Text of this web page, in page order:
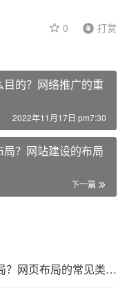
0 打赏
目的？网络推广的重
2022年11月17日 pm7:30
局？网站建设的布局
下一篇
【马公网站建议】什么是网页布局？网页布局的常见类型介绍